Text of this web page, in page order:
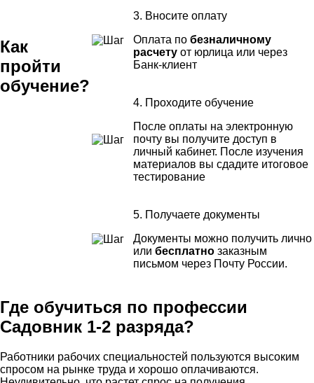
Как
пройти
обучение?
3. Вносите оплату
Оплата по безналичному
расчету от юрлица или через
Банк-клиент
4. Проходите обучение
После оплаты на электронную
почту вы получите доступ в
личный кабинет. После изучения
материалов вы сдадите итоговое
тестирование
5. Получаете документы
Документы можно получить лично
или бесплатно заказным
письмом через Почту России.
Где обучиться по профессии
Садовник 1-2 разряда?
Работники рабочих специальностей пользуются высоким
спросом на рынке труда и хорошо оплачиваются.